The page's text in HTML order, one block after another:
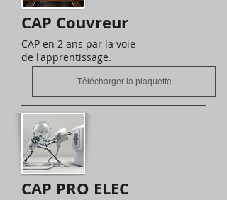
CAP Couvreur
CAP en 2 ans par la voie
de l'apprentissage.
Télécharger la plaquette
CAP PRO ELEC